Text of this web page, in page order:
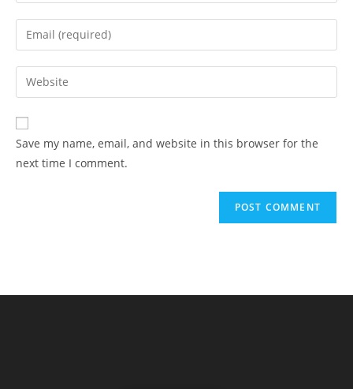
name
comment
Enter
your
email
address
comment
Enter
your
website
URL
(optional)
Save my name, email, and website in this browser for the
next time I comment.